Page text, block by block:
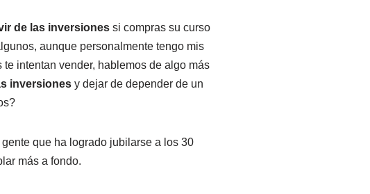
de las inversiones si compras su curso
aunque personalmente tengo mis
intentan vender, hablemos de algo más
inversiones y dejar de depender de un
que ha logrado jubilarse a los 30
más a fondo.